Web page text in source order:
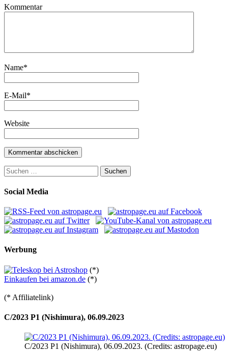
Kommentar
Name*
E-Mail*
Website
Suchen
nach:
Social Media
Werbung
(*)
Einkaufen bei amazon.de (*)
(* Affiliatelink)
C/2023 P1 (Nishimura), 06.09.2023
C/2023 P1 (Nishimura), 06.09.2023. (Credits: astropage.eu)